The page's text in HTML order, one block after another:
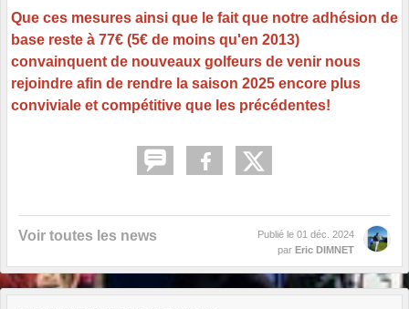
Que ces mesures ainsi que le fait que notre adhésion de
base reste à 77€ (5€ de moins qu'en 2013)
convainquent de nouveaux golfeurs de venir nous
rejoindre afin de rendre la saison 2025 encore plus
conviviale et compétitive que les précédentes!
Voir toutes les news Publié le 01 déc. 2024
par Eric DIMNET